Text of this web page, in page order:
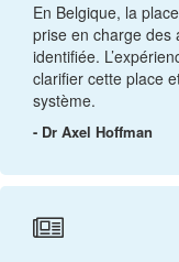
En Belgique, la
prise en charge des
identifiée.
clarifier cette place
système.
- Dr Axel Hoffman